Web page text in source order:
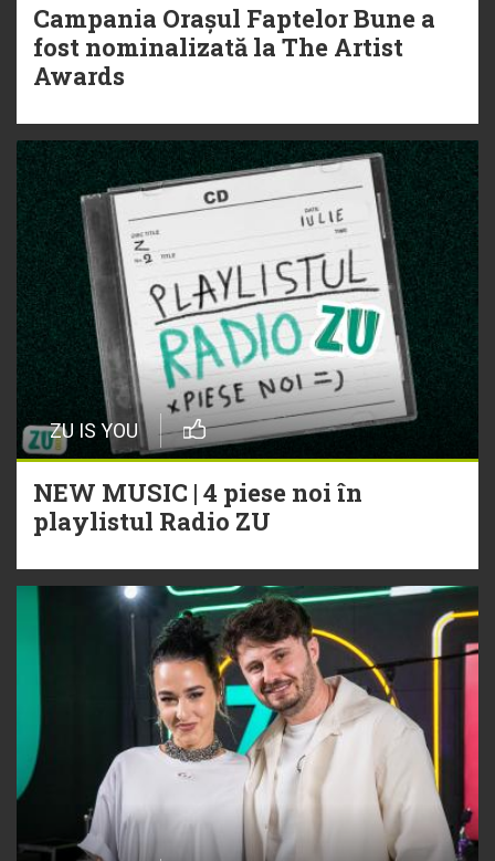
Campania Orașul Faptelor Bune a
fost nominalizată la The Artist
Awards
ZU IS YOU
NEW MUSIC | 4 piese noi în
playlistul Radio ZU